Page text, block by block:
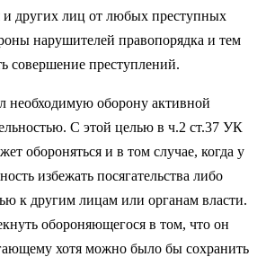
и других лиц от любых преступных
нарушителей правопорядка и тем
совершение преступлений.
необходимую оборону активной
С этой целью в ч.2 ст.37 УК
обороняться и в том случае, когда у
избежать посягательства либо
к другим лицам или органам власти.
обороняющегося в том, что он
хотя можно было бы сохранить